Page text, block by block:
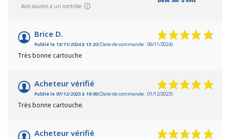
Avis soumis à un contrôle
Brice D.
Publié le 13/11/2024 à 13:20(Date de commande : 06/11/2024)
Très bonne cartouche
Acheteur vérifié
Publié le 07/12/2023 à 19:09(Date de commande : 01/12/2023)
Très bonne cartouche.
Acheteur vérifié